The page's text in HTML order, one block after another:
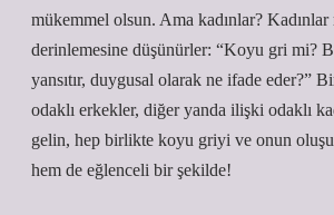
mükemmel olsun. Ama kadınlar? Kadınlar
derinlemesine düşünürler: “Koyu gri mi?
yansıtır, duygusal olarak ne ifade eder?”
odaklı erkekler, diğer yanda ilişki odaklı
gelin, hep birlikte koyu griyi ve onun
hem de eğlenceli bir şekilde!